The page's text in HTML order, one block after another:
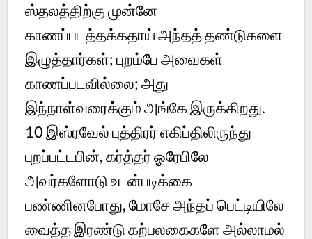
ஸ்தலத்திற்கு முன்னே
காணப்படத்தக்கதாய் அந்தத் தண்டுகளை
இழுத்தார்கள்; புறம்பே அவைகள்
காணப்படவில்லை; அது
இந்நாள்வரைக்கும் அங்கே இருக்கிறது.
10 இஸ்ரவேல் புத்திரர் எகிப்திலிருந்து
புறப்பட்டபின், கர்த்தர் ஓரேபிலே
அவர்களோடு உடன்படிக்கை
பண்ணினபோது, மோசே அந்தப் பெட்டியிலே
வைத்த இரண்டு கற்பலகைகளே அல்லாமல்